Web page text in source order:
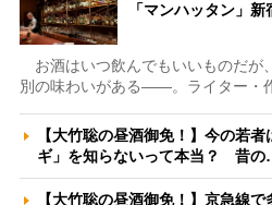
「マンハッタン」
お酒はいつ飲んでもいいものだが
別の味わいがある――。ライター・
【大竹聡の昼酒御免！】今の若
ギ」を知らないって本当？ 昔
【大竹聡の昼酒御免！】京急線